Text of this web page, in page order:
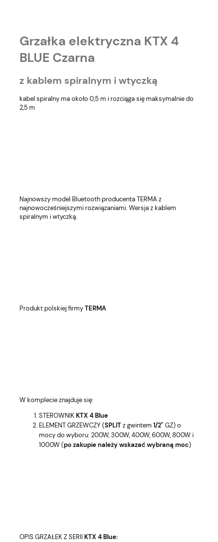
Grzałka elektryczna KTX 4
BLUE Czarna
z kablem spiralnym i wtyczką
kabel spiralny ma około 0,5 m i rozciąga się maksymalnie do
2,5 m
Najnowszy model Bluetooth producenta TERMA z
najnowocześniejszymi rozwiązaniami. Wersja z kablem
spiralnym i wtyczką.
Produkt polskiej firmyTERMA
W komplecie znajduje się:
STEROWNIK KTX 4 Blue
ELEMENT GRZEWCZY (SPLITz gwintem 1/2" GZ) o
mocy do wyboru: 200W, 300W, 400W, 600W, 800W i
1000W (po zakupie należy wskazać wybraną moc)
OPIS GRZAŁEK Z SERII KTX 4 Blue: